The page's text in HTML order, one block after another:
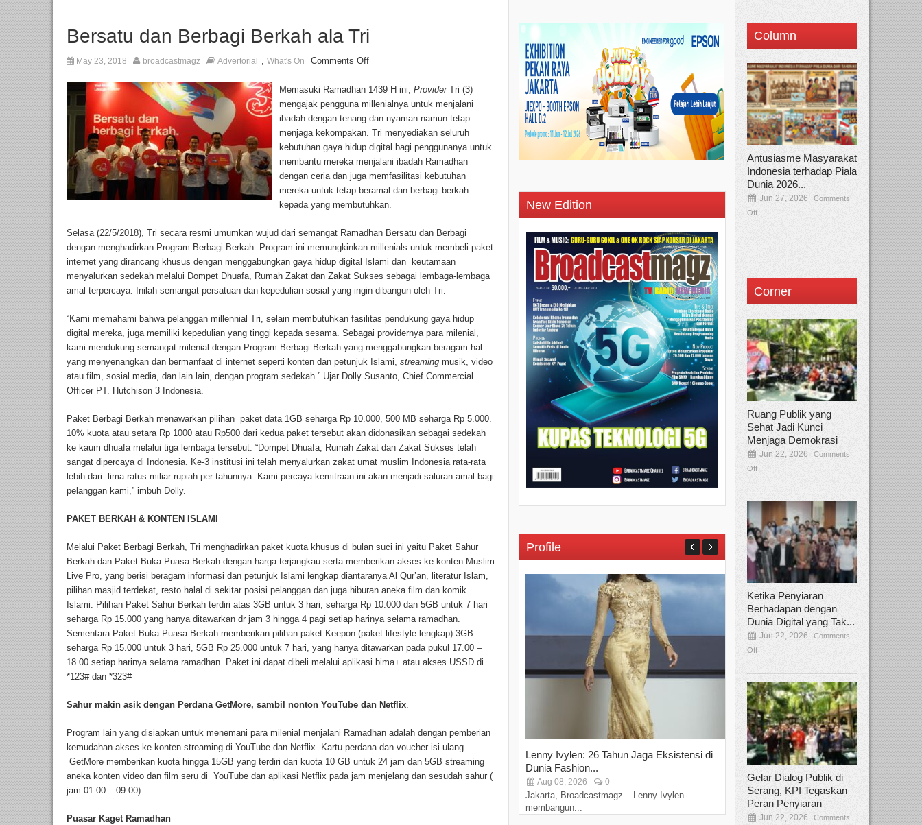
Bersatu dan Berbagi Berkah ala Tri
May 23, 2018 broadcastmagz Advertorial , What's On Comments Off
Memasuki Ramadhan 1439 H ini, ProviderTri (3)
mengajak pengguna millenialnya untuk menjalani
ibadah dengan tenang dan nyaman namun tetap
menjaga kekompakan. Tri menyediakan seluruh
kebutuhan gaya hidup digital bagi penggunanya untuk
membantu mereka menjalani ibadah Ramadhan
dengan ceria dan juga memfasilitasi kebutuhan
mereka untuk tetap beramal dan berbagi berkah
kepada yang membutuhkan.
Selasa (22/5/2018), Tri secara resmi umumkan wujud dari semangat Ramadhan Bersatu dan Berbagi
dengan menghadirkan Program Berbagi Berkah. Program ini memungkinkan millenials untuk membeli paket
internet yang dirancang khusus dengan menggabungkan gaya hidup digital Islami dan keutamaan
menyalurkan sedekah melalui Dompet Dhuafa, Rumah Zakat dan Zakat Sukses sebagai lembaga-lembaga
amal terpercaya. Inilah semangat persatuan dan kepedulian sosial yang ingin dibangun oleh Tri.
“Kami memahami bahwa pelanggan millennial Tri, selain membutuhkan fasilitas pendukung gaya hidup
digital mereka, juga memiliki kepedulian yang tinggi kepada sesama. Sebagai providernya para milenial,
kami mendukung semangat milenial dengan Program Berbagi Berkah yang menggabungkan beragam hal
yang menyenangkan dan bermanfaat di internet seperti konten dan petunjuk Islami, streaming musik, video
atau film, sosial media, dan lain lain, dengan program sedekah.” Ujar Dolly Susanto, Chief Commercial
Officer PT. Hutchison 3 Indonesia.
Paket Berbagi Berkah menawarkan pilihan paket data 1GB seharga Rp 10.000, 500 MB seharga Rp 5.000.
10% kuota atau setara Rp 1000 atau Rp500 dari kedua paket tersebut akan didonasikan sebagai sedekah
ke kaum dhuafa melalui tiga lembaga tersebut. “Dompet Dhuafa, Rumah Zakat dan Zakat Sukses telah
sangat dipercaya di Indonesia. Ke-3 institusi ini telah menyalurkan zakat umat muslim Indonesia rata-rata
lebih dari lima ratus miliar rupiah per tahunnya. Kami percaya kemitraan ini akan menjadi saluran amal bagi
pelanggan kami,” imbuh Dolly.
PAKET BERKAH & KONTEN ISLAMI
Melalui Paket Berbagi Berkah, Tri menghadirkan paket kuota khusus di bulan suci ini yaitu Paket Sahur
Berkah dan Paket Buka Puasa Berkah dengan harga terjangkau serta memberikan akses ke konten Muslim
Live Pro, yang berisi beragam informasi dan petunjuk Islami lengkap diantaranya Al Qur’an, literatur Islam,
pilihan masjid terdekat, resto halal di sekitar posisi pelanggan dan juga hiburan aneka film dan komik
Islami. Pilihan Paket Sahur Berkah terdiri atas 3GB untuk 3 hari, seharga Rp 10.000 dan 5GB untuk 7 hari
seharga Rp 15.000 yang hanya ditawarkan dr jam 3 hingga 4 pagi setiap harinya selama ramadhan.
Sementara Paket Buka Puasa Berkah memberikan pilihan paket Keepon (paket lifestyle lengkap) 3GB
seharga Rp 15.000 untuk 3 hari, 5GB Rp 25.000 untuk 7 hari, yang hanya ditawarkan pada pukul 17.00 –
18.00 setiap harinya selama ramadhan. Paket ini dapat dibeli melalui aplikasi bima+ atau akses USSD di
*123# dan *323#
Sahur makin asik dengan Perdana GetMore, sambil nonton YouTube dan Netflix.
Program lain yang disiapkan untuk menemani para milenial menjalani Ramadhan adalah dengan pemberian
kemudahan akses ke konten streaming di YouTube dan Netflix. Kartu perdana dan voucher isi ulang
GetMore memberikan kuota hingga 15GB yang terdiri dari kuota 10 GB untuk 24 jam dan 5GB streaming
aneka konten video dan film seru di YouTube dan aplikasi Netflix pada jam menjelang dan sesudah sahur (
jam 01.00 – 09.00).
Puasar Kaget Ramadhan
New Edition
Profile
Lenny Ivylen: 26 Tahun Jaga Eksistensi di
Dunia Fashion...
Aug 08, 2026 0
Jakarta, Broadcastmagz – Lenny Ivylen
membangun...
Yan Senjaya, Kreativitas Lima
Sinema Indonesia
Dec 22, 2025 Comments Off
Jakarta, Broadcastmagz – Yan Senjaya
Column
Antusiasme Masyarakat
Indonesia terhadap Piala
Dunia 2026...
Jun 27, 2026
Comments
Off
Corner
Ruang Publik yang
Sehat Jadi Kunci
Menjaga Demokrasi
Jun 22, 2026
Comments
Off
Ketika Penyiaran
Berhadapan dengan
Dunia Digital yang Tak...
Jun 22, 2026
Comments
Off
Gelar Dialog Publik di
Serang, KPI Tegaskan
Peran Penyiaran
Jun 22, 2026
Comments